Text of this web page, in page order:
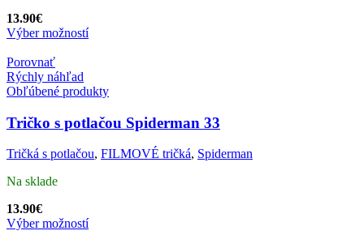
13.90€
Výber možností
Porovnať
Rýchly náhľad
Obľúbené produkty
Tričko s potlačou Spiderman 33
Tričká s potlačou, FILMOVÉ tričká, Spiderman
Na sklade
13.90€
Výber možností